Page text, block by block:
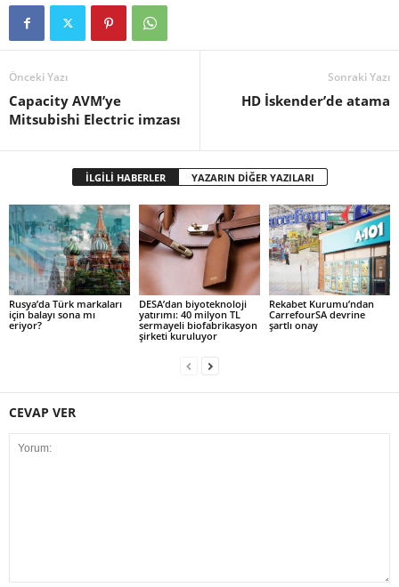
Önceki Yazı
Capacity AVM’ye
Mitsubishi Electric imzası
Sonraki Yazı
HD İskender’de atama
İLGİLİ HABERLER YAZARIN DİĞER YAZILARI
Rusya’da Türk markaları
için balayı sona mı
eriyor?
DESA’dan biyoteknoloji
yatırımı: 40 milyon TL
sermayeli biofabrikasyon
şirketi kuruluyor
Rekabet Kurumu’ndan
CarrefourSA devrine
şartlı onay
CEVAP VER